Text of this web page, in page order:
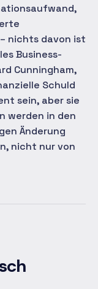
nichts davon ist
Business-
Cunningham,
Schuld
sein, aber sie
werden in den
Änderung
nicht nur von